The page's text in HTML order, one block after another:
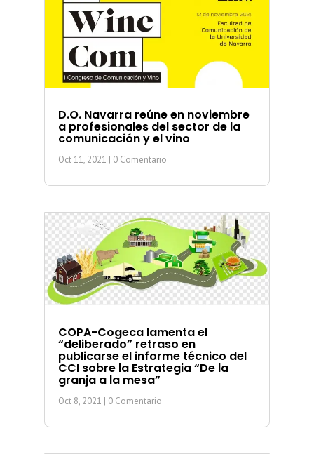
D.O. Navarra reúne en noviembre
a profesionales del sector de la
comunicación y el vino
Oct 11, 2021 | 0 Comentario
COPA-Cogeca lamenta el
“deliberado” retraso en
publicarse el informe técnico del
CCI sobre la Estrategia “De la
granja a la mesa”
Oct 8, 2021 | 0 Comentario